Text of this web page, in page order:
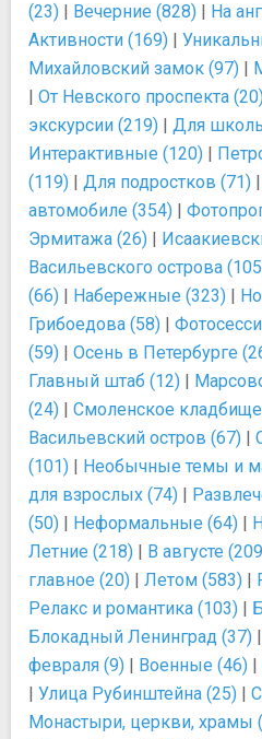
(23) | Вечерние (828) | На
Активности (169) |
Михайловский замок (97) |
| От Невского проспекта
экскурсии (219) | Для
Интерактивные (120) |
(119) | Для подростков (71) |
автомобиле (354) |
Эрмитажа (26) |
Васильевского острова
(66) | Набережные (323) |
Грибоедова (58) |
(59) | Осень в Петербурге
Главный штаб (12) |
(24) | Смоленское
Васильевский остров (67) |
(101) | Необычные темы и
для взрослых (74) |
(50) | Неформальные (64) |
Летние (218) | В августе
главное (20) | Летом (583) |
Релакс и романтика (103) |
Блокадный Ленинград (37) |
февраля (9) | Военные (46) |
| Улица Рубинштейна (25) |
Монастыри, церкви, храмы